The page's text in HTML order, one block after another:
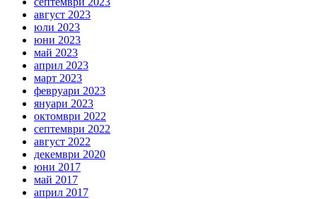
август 2023
юли 2023
юни 2023
май 2023
април 2023
март 2023
февруари 2023
януари 2023
октомври 2022
септември 2022
август 2022
декември 2020
юни 2017
май 2017
април 2017